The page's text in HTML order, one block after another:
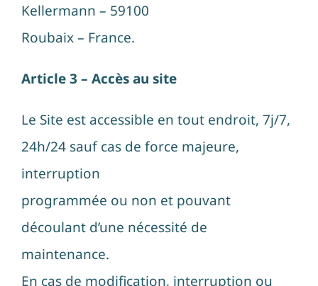
Kellermann – 59100
Roubaix – France.
Article 3 – Accès au site
Le Site est accessible en tout endroit, 7j/7,
24h/24 sauf cas de force majeure,
interruption
programmée ou non et pouvant
découlant d’une nécessité de
maintenance.
En cas de modification, interruption ou